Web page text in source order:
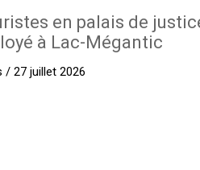
en palais de
à Lac-Mégantic
/ 27 juillet 2026